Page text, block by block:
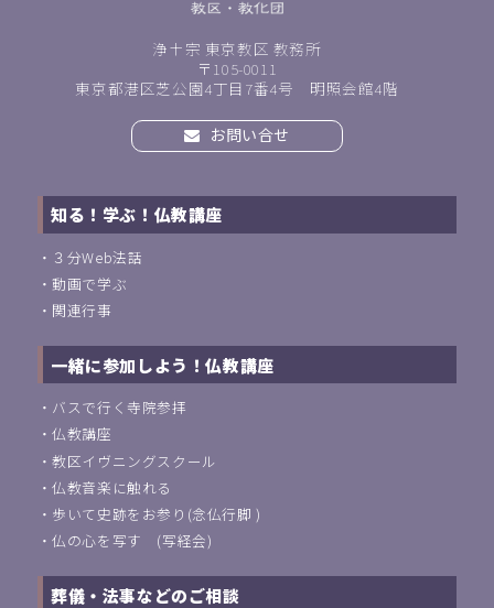
浄土宗 東京教区 教務所
〒105-0011
東京都港区芝公園4丁目7番4号 明照会館4階
お問い合せ
知る！学ぶ！仏教講座
・ ３分Web法話
・動画で学ぶ
・ 関連行事
一緒に参加しよう！仏教講座
・ バスで行く寺院参拝
・仏教講座
・教区イヴニングスクール
・仏教音楽に触れる
・ 歩いて史跡をお参り(念仏行脚 )
・仏の心を写す (写経会)
葬儀・法事などのご相談